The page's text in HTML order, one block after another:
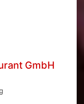
GmbH